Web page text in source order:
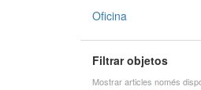
Oficina
Filtrar objetos
Mostrar articles només